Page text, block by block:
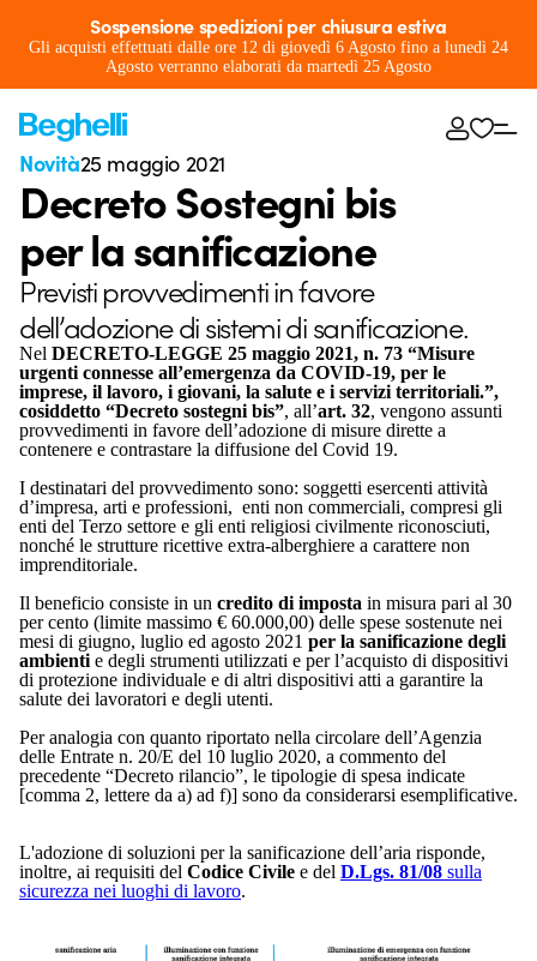
Sospensione spedizioni per chiusura estiva
Gli acquisti effettuati dalle ore 12 di giovedì 6 Agosto fino a lunedì 24
Agosto verranno elaborati da martedì 25 Agosto
Novità25 maggio 2021
Decreto Sostegni bis
per la sanificazione
Previsti provvedimenti in favore
dell’adozione di sistemi di sanificazione.
Nel DECRETO-LEGGE 25 maggio 2021, n. 73 “Misure
urgenti connesse all’emergenza da COVID-19, per le
imprese, il lavoro, i giovani, la salute e i servizi territoriali.”,
cosiddetto “Decreto sostegni bis”, all’art. 32, vengono assunti
provvedimenti in favore dell’adozione di misure dirette a
contenere e contrastare la diffusione del Covid 19.
I destinatari del provvedimento sono: soggetti esercenti attività
d’impresa, arti e professioni, enti non commerciali, compresi gli
enti del Terzo settore e gli enti religiosi civilmente riconosciuti,
nonché le strutture ricettive extra-alberghiere a carattere non
imprenditoriale.
Il beneficio consiste in un credito di imposta in misura pari al 30
per cento (limite massimo € 60.000,00) delle spese sostenute nei
mesi di giugno, luglio ed agosto 2021 per la sanificazione degli
ambienti e degli strumenti utilizzati e per l’acquisto di dispositivi
di protezione individuale e di altri dispositivi atti a garantire la
salute dei lavoratori e degli utenti.
Per analogia con quanto riportato nella circolare dell’Agenzia
delle Entrate n. 20/E del 10 luglio 2020, a commento del
precedente “Decreto rilancio”, le tipologie di spesa indicate
[comma 2, lettere da a) ad f)] sono da considerarsi esemplificative.
L'adozione di soluzioni per la sanificazione dell’aria risponde,
inoltre, ai requisiti del Codice Civile e del D.Lgs. 81/08 sulla
sicurezza nei luoghi di lavoro.